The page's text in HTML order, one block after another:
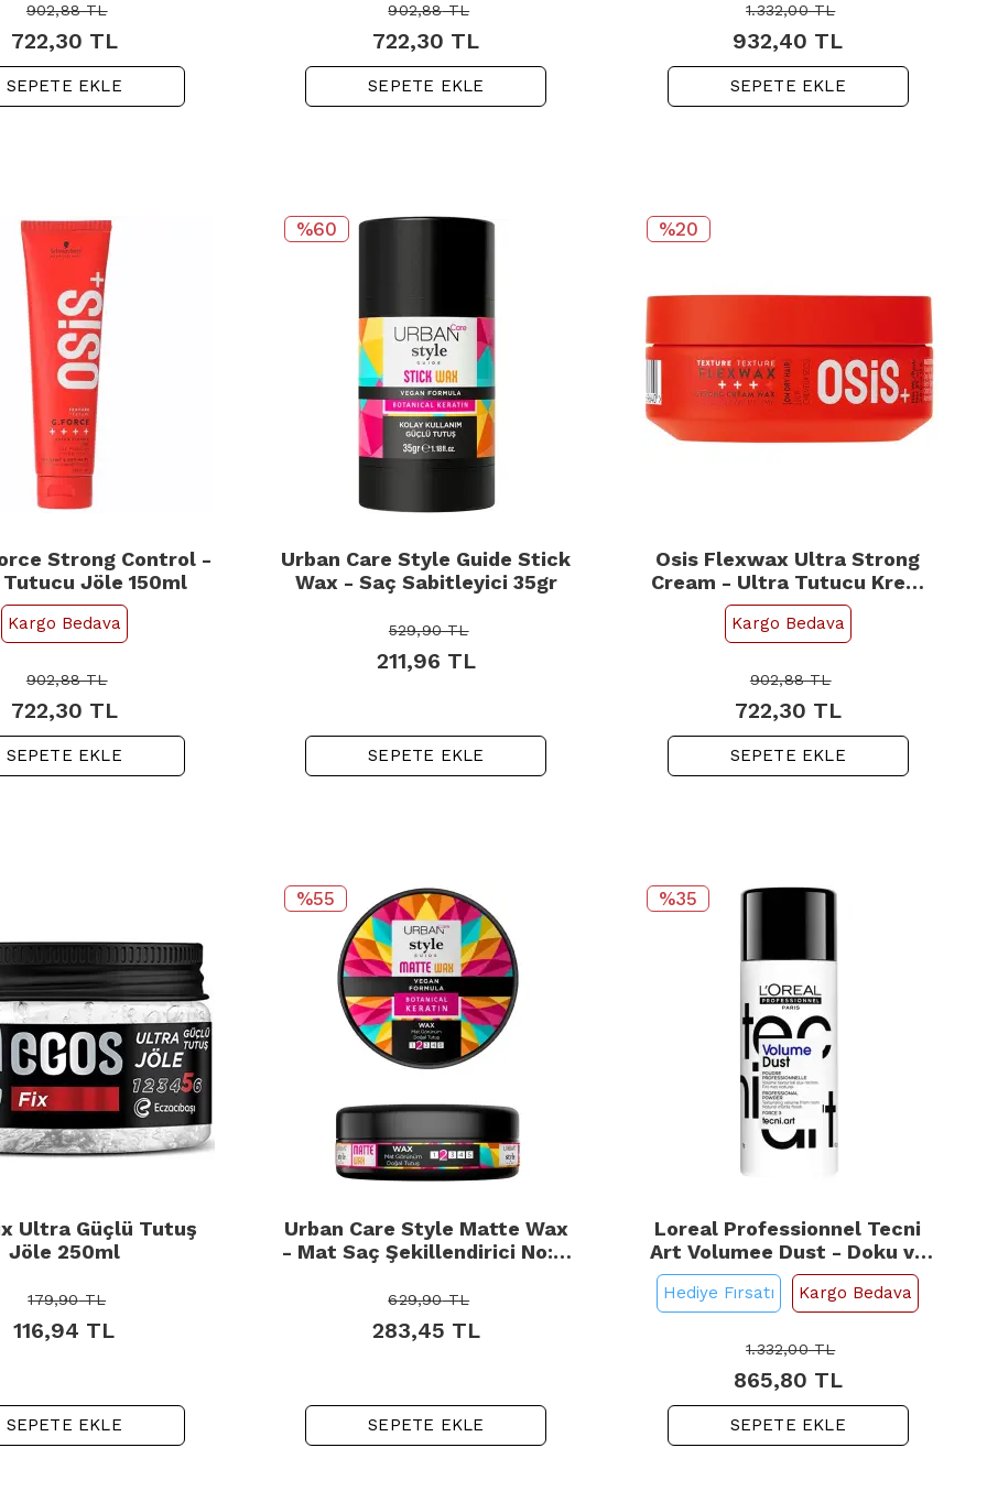
902,88TL
722,30 TL
SEPETE EKLE
902,88TL
722,30 TL
SEPETE EKLE
1.332,00TL
932,40 TL
SEPETE EKLE
Strong Control -
Tutucu Jöle 150ml
Kargo Bedava
902,88TL
722,30 TL
SEPETE EKLE
%60
Urban Care Style Guide Stick
Wax - Saç Sabitleyici 35gr
529,90TL
211,96 TL
SEPETE EKLE
%20
Osis Flexwax Ultra Strong
Cream - Ultra Tutucu Krem
Wax 85ml
Kargo Bedava
902,88TL
722,30 TL
SEPETE EKLE
Ultra Güçlü Tutuş
Jöle 250ml
179,90TL
116,94 TL
SEPETE EKLE
%55
Urban Care Style Matte Wax
- Mat Saç Şekillendirici No: 2
629,90TL
283,45 TL
SEPETE EKLE
%35
Loreal Professionnel Tecni
Art Volumee Dust - Doku ve
Hacim Veren Saç Pudrası 7g
Hediye Fırsatı Kargo Bedava
1.332,00TL
865,80 TL
SEPETE EKLE